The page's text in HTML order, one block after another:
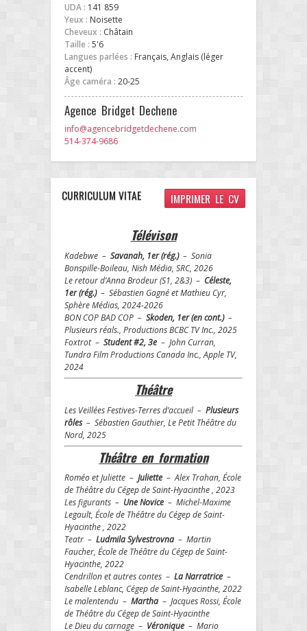
UDA : 141 859
Yeux : Noisette
Cheveux : Châtain
Taille : 5'6
Langues parlées : Français, Anglais (léger
accent)
Âge caméra : 20-25
Agence Bridget Dechene
info@agencebridgetdechene.com
514-374-9686
CURRICULUM VITAE IMPRIMER LE CV
Télévison
Kadebwe – Savanah, 1er (rég.)– Sonia
Bonspille-Boileau, Nish Média, SRC, 2026
Le retour d’Anna Brodeur (S1, 2&3) – Céleste,
1er (rég.) – Sébastien Gagné et Mathieu Cyr,
Sphère Médias, 2024-2026
BON COP BAD COP – Skoden, 1er (en cont.)–
Plusieurs réals., Productions BCBC TV Inc., 2025
Foxtrot – Student #2, 3e – John Curran,
Tundra Film Productions Canada Inc., Apple TV,
2024
Théâtre
Les Veillées Festives-Terres d’accueil – Plusieurs
rôles – Sébastien Gauthier, Le Petit Théâtre du
Nord, 2025
Théâtre en formation
Roméo et Juliette – Juliette – Alex Trahan, École
de Théâtre du Cégep de Saint-Hyacinthe , 2023
Les figurants – Une Novice – Michel-Maxime
Legault, École de Théâtre du Cégep de Saint-
Hyacinthe , 2022
Teatr – Ludmila Sylvestrovna – Martin
Faucher, École de Théâtre du Cégep de Saint-
Hyacinthe, 2022
Cendrillon et autres contes – La Narratrice –
Isabelle Leblanc, Cégep de Saint-Hyacinthe, 2022
Le malentendu – Martha – Jacques Rossi, École
de Théâtre du Cégep de Saint-Hyacinthe
Le Dieu du carnage – Véronique – Mario